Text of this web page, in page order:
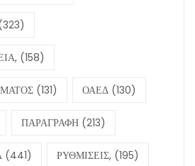
(158)
(131) ΟΑΕΔ (130)
ΠΑΡΑΓΡΑΦΗ (213)
(441) ΡΥΘΜΙΣΕΙΣ, (195)